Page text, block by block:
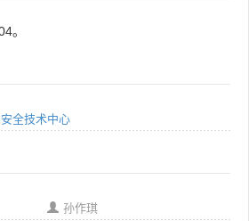
。
全技术中心
孙作琪